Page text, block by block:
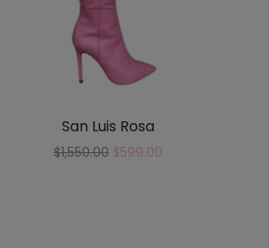
San Luis Rosa
$1,550.00 $599.00